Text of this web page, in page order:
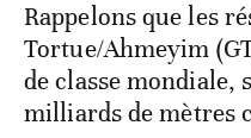
Rappelons que les
Tortue/Ahmeyim
de classe mondiale,
milliards de mètres